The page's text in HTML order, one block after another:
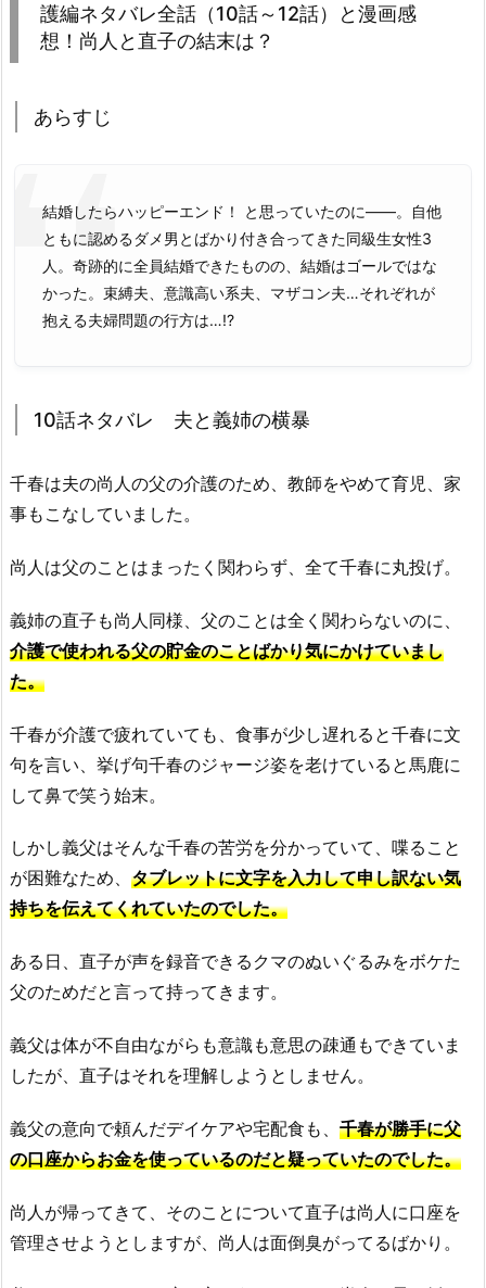
護編ネタバレ全話（10話～12話）と漫画感
想！尚人と直子の結末は？
あらすじ
結婚したらハッピーエンド！ と思っていたのに――。自他
ともに認めるダメ男とばかり付き合ってきた同級生女性3
人。奇跡的に全員結婚できたものの、結婚はゴールではな
かった。束縛夫、意識高い系夫、マザコン夫…それぞれが
抱える夫婦問題の行方は…!?
10話ネタバレ 夫と義姉の横暴
千春は夫の尚人の父の介護のため、教師をやめて育児、家
事もこなしていました。
尚人は父のことはまったく関わらず、全て千春に丸投げ。
義姉の直子も尚人同様、父のことは全く関わらないのに、
介護で使われる父の貯金のことばかり気にかけていまし
た。
千春が介護で疲れていても、食事が少し遅れると千春に文
句を言い、挙げ句千春のジャージ姿を老けていると馬鹿に
して鼻で笑う始末。
しかし義父はそんな千春の苦労を分かっていて、喋ること
が困難なため、 タブレットに文字を入力して申し訳ない気
持ちを伝えてくれていたのでした。
ある日、直子が声を録音できるクマのぬいぐるみをボケた
父のためだと言って持ってきます。
義父は体が不自由ながらも意識も意思の疎通もできていま
したが、直子はそれを理解しようとしません。
義父の意向で頼んだデイケアや宅配食も、 千春が勝手に父
の口座からお金を使っているのだと疑っていたのでした。
尚人が帰ってきて、そのことについて直子は尚人に口座を
管理させようとしますが、尚人は面倒臭がってるばかり。